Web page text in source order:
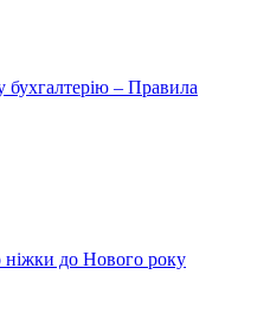
– Правила
ніжки до Нового року